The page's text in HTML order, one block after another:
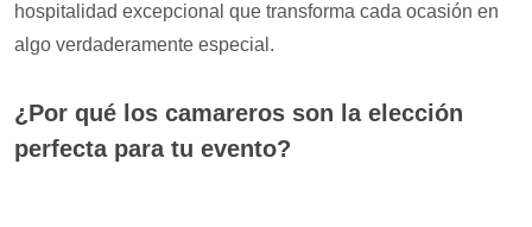
hospitalidad excepcional que transforma cada ocasión en
algo verdaderamente especial.
¿Por qué los camareros son la elección
perfecta para tu evento?